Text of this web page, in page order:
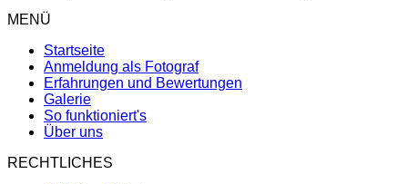
MENÜ
Startseite
Anmeldung als Fotograf
Erfahrungen und Bewertungen
Galerie
So funktioniert's
Über uns
RECHTLICHES